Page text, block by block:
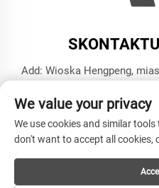
Add: Wioska Hengpeng,
Tel.:+86-13606543282
E-mail:[email protected]
Copyright © HANGZHOU
We value your privacy
We use cookies and similar
don't want to accept all cookies,